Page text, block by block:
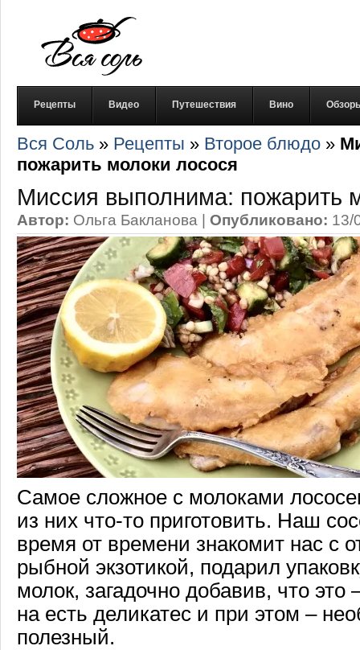
Рецепты Видео Путешествия Вино
Вся Соль » Рецепты » Второе блюдо »
пожарить молоки лосося
Миссия выполнима: пожарить
Автор: Ольга Бакланова | Опубликовано: 13/
Самое сложное с молоками
из них что-то приготовить. Наш
время от времени знакомит нас с
рыбной экзотикой, подарил
молок, загадочно добавив, что
на есть деликатес и при этом –
полезный.